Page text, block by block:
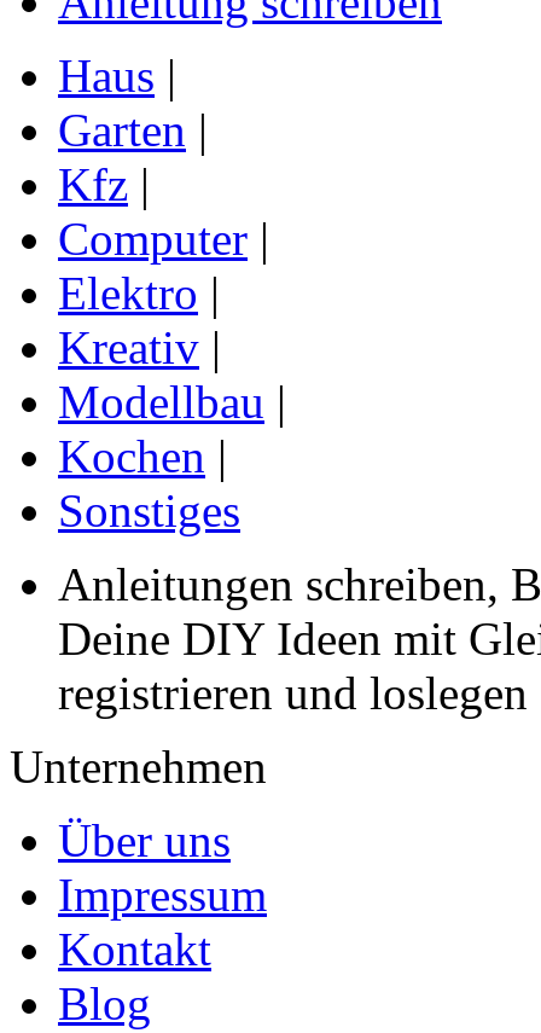
Haus |
Garten |
Kfz |
Computer |
Elektro |
Kreativ |
Modellbau |
Kochen |
Sonstiges
Anleitungen schreiben,
Deine DIY Ideen mit
registrieren und loslegen
Unternehmen
Über uns
Impressum
Kontakt
Blog